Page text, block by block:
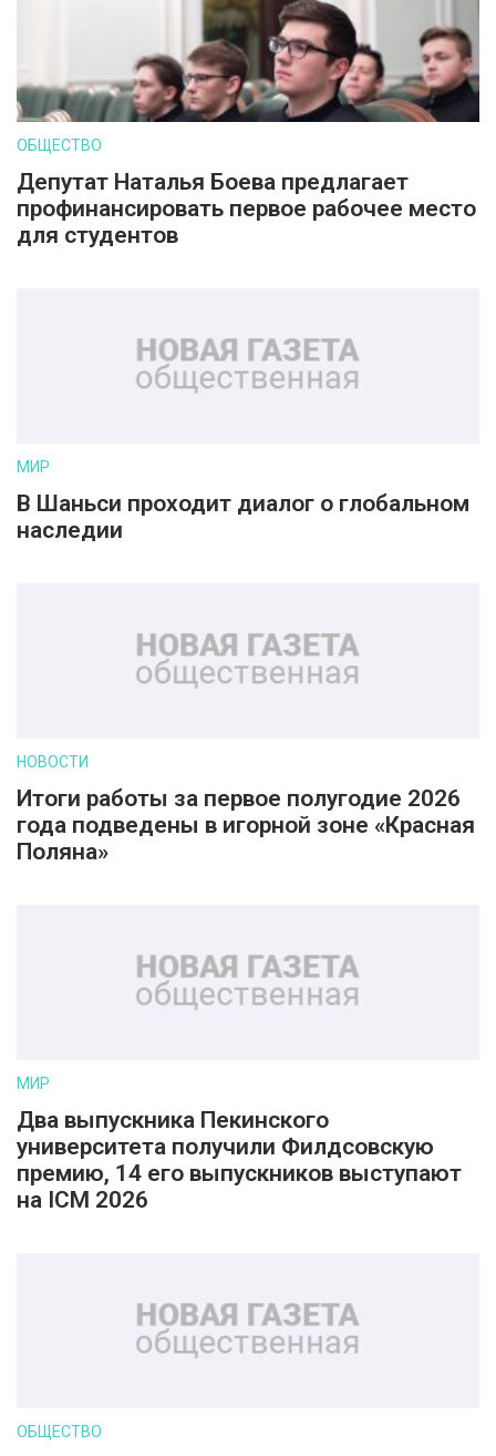
ОБЩЕСТВО
Депутат Наталья Боева предлагает
профинансировать первое рабочее место
для студентов
МИР
В Шаньси проходит диалог о глобальном
наследии
НОВОСТИ
Итоги работы за первое полугодие 2026
года подведены в игорной зоне «Красная
Поляна»
МИР
Два выпускника Пекинского
университета получили Филдсовскую
премию, 14 его выпускников выступают
на ICM 2026
ОБЩЕСТВО